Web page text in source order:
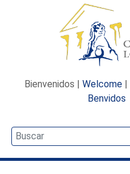
Bienvenidos | Welcome |
Benvidos